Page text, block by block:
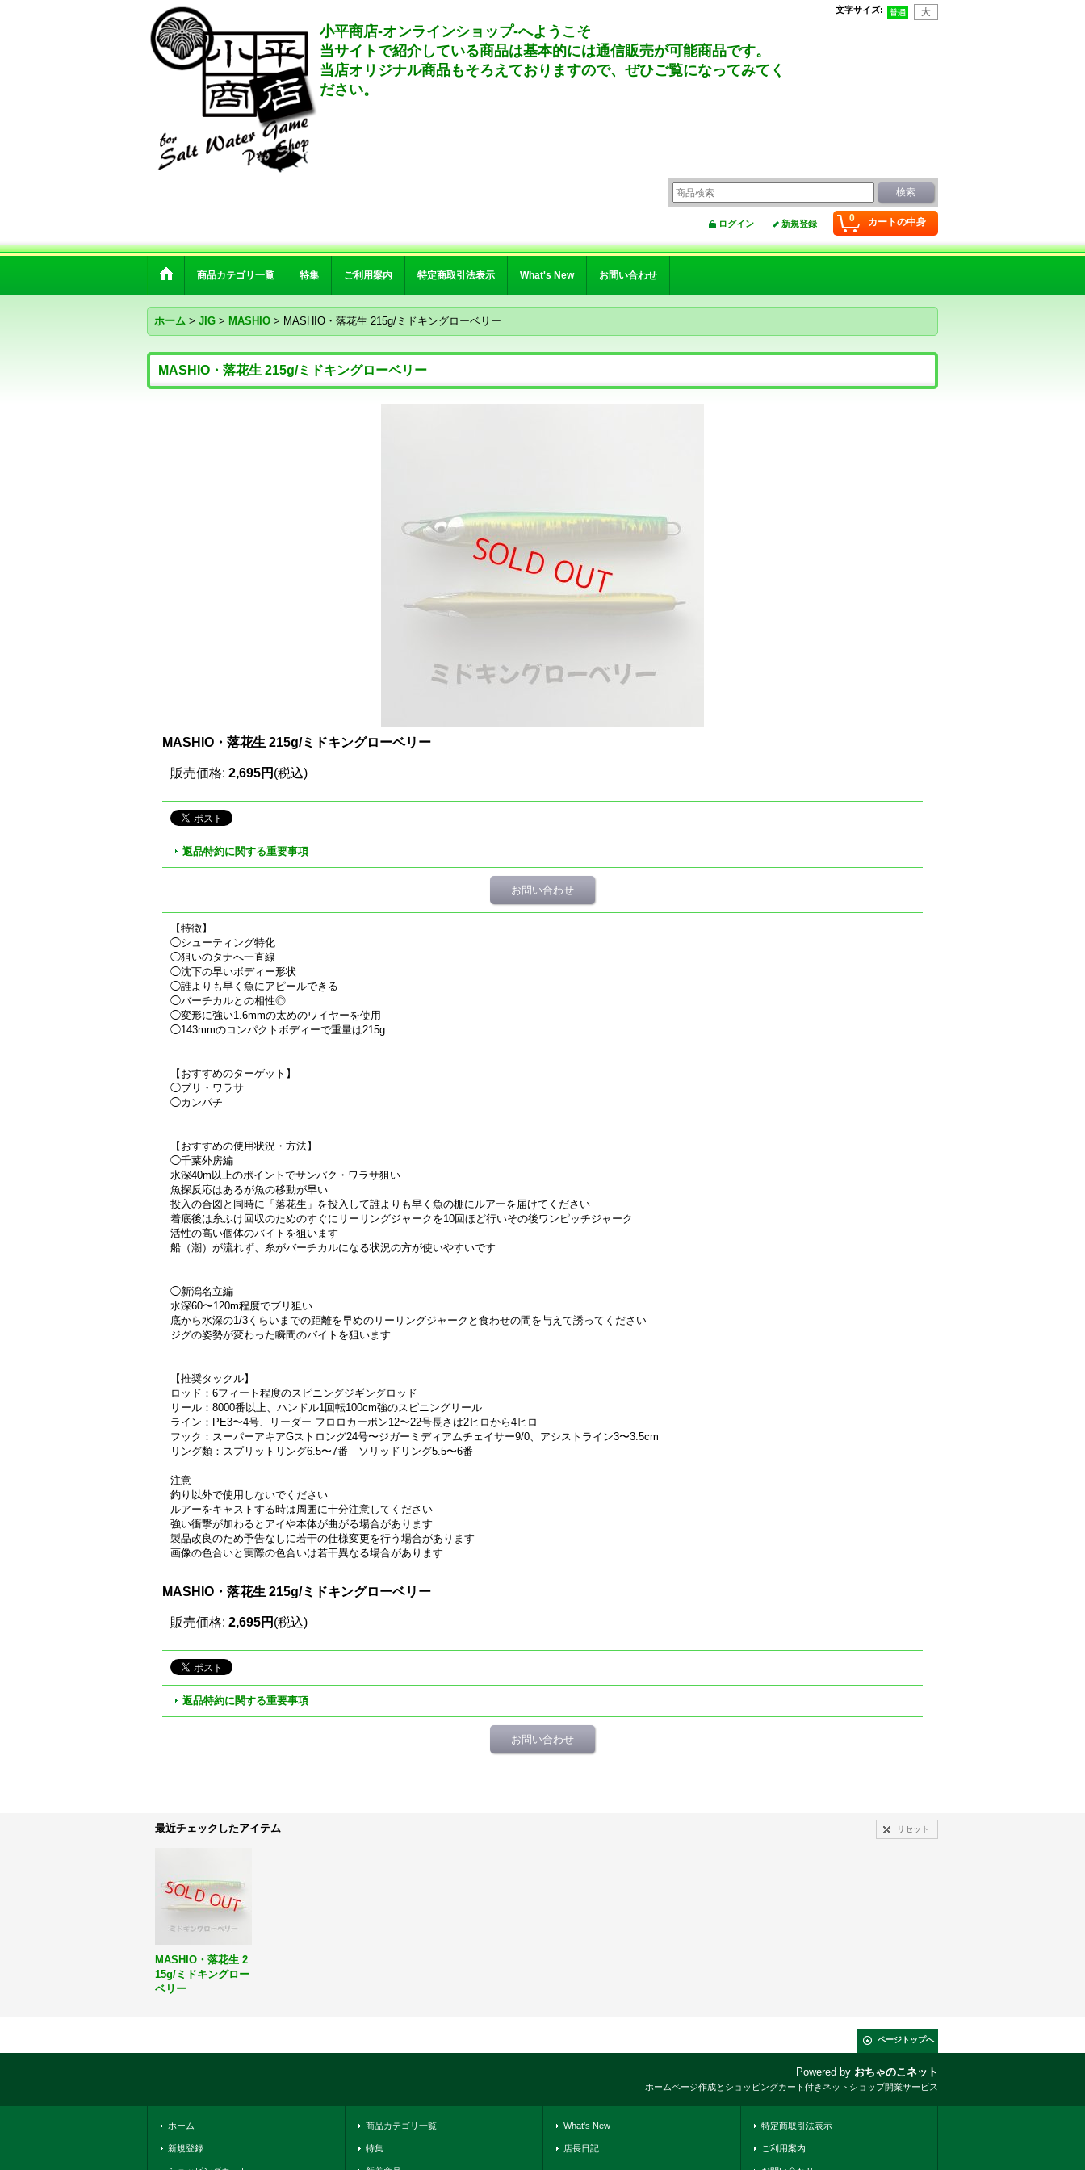
小平商店-オンラインショップ-へようこそ
当サイトで紹介している商品は基本的には通信販売が可能商品です。
当店オリジナル商品もそろえておりますので、ぜひご覧になってみてく
ださい。
文字サイズ:
0 カートの中身
ログイン 新規登録
商品カテゴリ一覧 特集 ご利用案内 特定商取引法表示 What's New お問い合わせ
ホーム > JIG > MASHIO > MASHIO・落花生 215g/ミドキングローベリー
MASHIO・落花生 215g/ミドキングローベリー
MASHIO・落花生 215g/ミドキングローベリー
販売価格: 2,695円 (税込)
返品特約に関する重要事項
お問い合わせ
【特徴】
◯シューティング特化
◯狙いのタナへ一直線
◯沈下の早いボディー形状
◯誰よりも早く魚にアピールできる
◯バーチカルとの相性◎
◯変形に強い1.6mmの太めのワイヤーを使用
◯143mmのコンパクトボディーで重量は215g
【おすすめのターゲット】
◯ブリ・ワラサ
◯カンパチ
【おすすめの使用状況・方法】
◯千葉外房編
水深40m以上のポイントでサンパク・ワラサ狙い
魚探反応はあるが魚の移動が早い
投入の合図と同時に「落花生」を投入して誰よりも早く魚の棚にルアーを届けてください
着底後は糸ふけ回収のためのすぐにリーリングジャークを10回ほど行いその後ワンピッチジャーク
活性の高い個体のバイトを狙います
船（潮）が流れず、糸がバーチカルになる状況の方が使いやすいです
◯新潟名立編
水深60〜120m程度でブリ狙い
底から水深の1/3くらいまでの距離を早めのリーリングジャークと食わせの間を与えて誘ってください
ジグの姿勢が変わった瞬間のバイトを狙います
【推奨タックル】
ロッド：6フィート程度のスピニングジギングロッド
リール：8000番以上、ハンドル1回転100cm強のスピニングリール
ライン：PE3〜4号、リーダー フロロカーボン12〜22号長さは2ヒロから4ヒロ
フック：スーパーアキアGストロング24号〜ジガーミディアムチェイサー9/0、アシストライン3〜3.5cm
リング類：スプリットリング6.5〜7番 ソリッドリング5.5〜6番
注意
釣り以外で使用しないでください
ルアーをキャストする時は周囲に十分注意してください
強い衝撃が加わるとアイや本体が曲がる場合があります
製品改良のため予告なしに若干の仕様変更を行う場合があります
画像の色合いと実際の色合いは若干異なる場合があります
MASHIO・落花生 215g/ミドキングローベリー
販売価格: 2,695円 (税込)
返品特約に関する重要事項
お問い合わせ
最近チェックしたアイテム リセット
MASHIO・落花生 2
15g/ミドキングロー
ベリー
ページトップへ
Powered by おちゃのこネット
ホームページ作成とショッピングカート付きネットショップ開業サービス
ホーム
新規登録
商品カテゴリ一覧
特集
What's New
店長日記
特定商取引法表示
ご利用案内